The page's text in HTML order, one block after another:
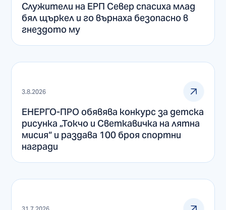
Служители на ЕРП Север спасиха млад
бял щъркел и го върнаха безопасно в
гнездото му
3.8.2026
ЕНЕРГО-ПРО обявява конкурс за детска
рисунка „Токчо и Светкавичка на лятна
мисия“ и раздава 100 броя спортни
награди